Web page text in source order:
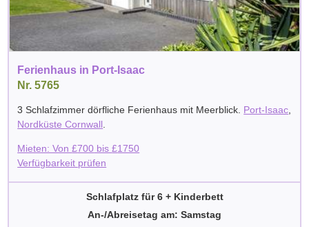
Ferienhaus in Port-Isaac
Nr. 5765
3 Schlafzimmer dörfliche Ferienhaus mit Meerblick. Port-Isaac,
Nordküste Cornwall.
Mieten: Von£700 bis£1750
Verfügbarkeit prüfen
Schlafplatz für 6 + Kinderbett
An-/Abreisetag am: Samstag